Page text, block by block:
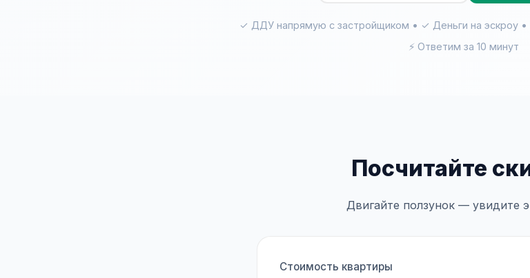
✓ ДДУ напрямую с застройщиком • ✓ Деньги на эскроу •
⚡ Ответим за 10 минут
Посчитайте
Двигайте ползунок — увидите
Стоимость квартиры